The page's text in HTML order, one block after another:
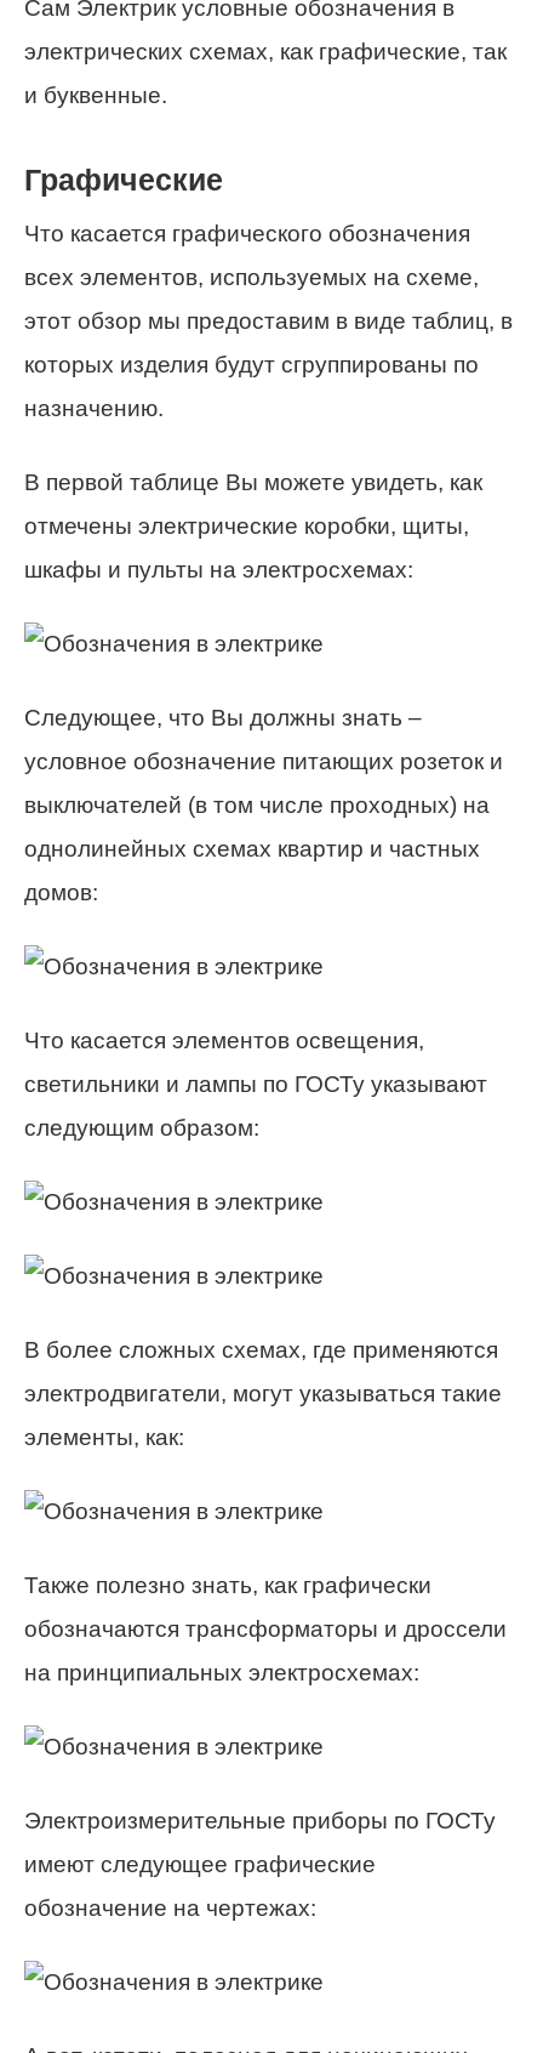
Сам Электрик условные обозначения в
электрических схемах, как графические, так
и буквенные.
Графические
Что касается графического обозначения
всех элементов, используемых на схеме,
этот обзор мы предоставим в виде таблиц, в
которых изделия будут сгруппированы по
назначению.
В первой таблице Вы можете увидеть, как
отмечены электрические коробки, щиты,
шкафы и пульты на электросхемах:
Следующее, что Вы должны знать –
условное обозначение питающих розеток и
выключателей (в том числе проходных) на
однолинейных схемах квартир и частных
домов:
Что касается элементов освещения,
светильники и лампы по ГОСТу указывают
следующим образом:
В более сложных схемах, где применяются
электродвигатели, могут указываться такие
элементы, как:
Также полезно знать, как графически
обозначаются трансформаторы и дроссели
на принципиальных электросхемах:
Электроизмерительные приборы по ГОСТу
имеют следующее графические
обозначение на чертежах: